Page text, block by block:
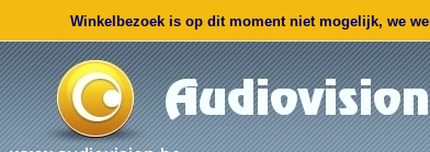
Winkelbezoek is op dit moment niet mogelijk, we